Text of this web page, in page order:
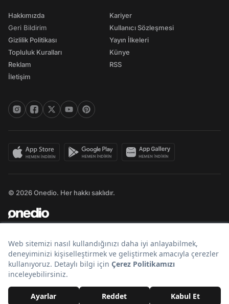
Hakkımızda
Geri Bildirim
Gizlilik Politikası
Topluluk Kuralları
Reklam
İletişim
Kariyer
Kullanıcı Sözleşmesi
Yayın İlkeleri
Künye
RSS
© 2026 Onedio. Her hakkı saklıdır.
Bir markasıdır.